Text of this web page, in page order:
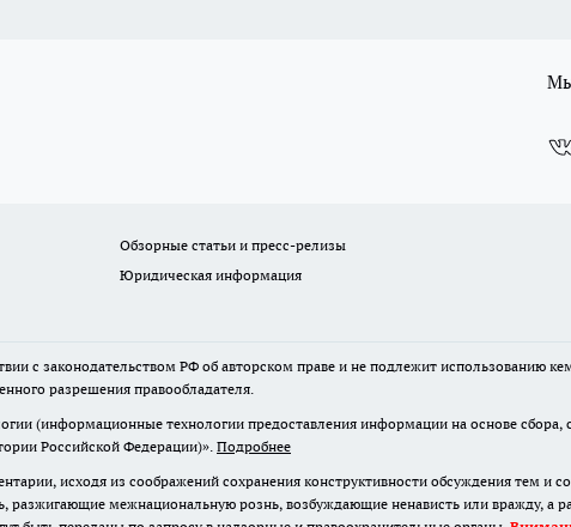
Обзорные статьи и пресс-релизы
Юридическая информация
с законодательством РФ об авторском праве и не подлежит использованию
разрешения правообладателя.
(информационные технологии предоставления информации на основе сбора,
Российской Федерации)». Подробнее
исходя из соображений сохранения конструктивности обсуждения тем и
межнациональную рознь, возбуждающие ненависть или вражду, а